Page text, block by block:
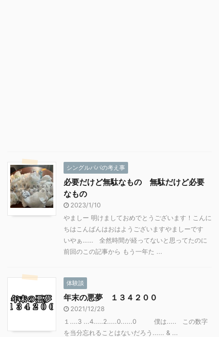
シングルパパの考え事
必要だけど無駄なもの 無駄だけど必要
なもの
2023/1/10
やましー 明けましておめでとうございます！こんに
ちはこんばんはおはようございますやましーです
いやぁ…… 全然時間が経ってないと思ってたのに
前回のこの記事から もう一年た ...
体験談
年末の悪夢 １３４２００
2021/12/28
１....3 ...4.....2.....0......0 僕は..... この数字
を当分忘れることはないだろう...... & ...